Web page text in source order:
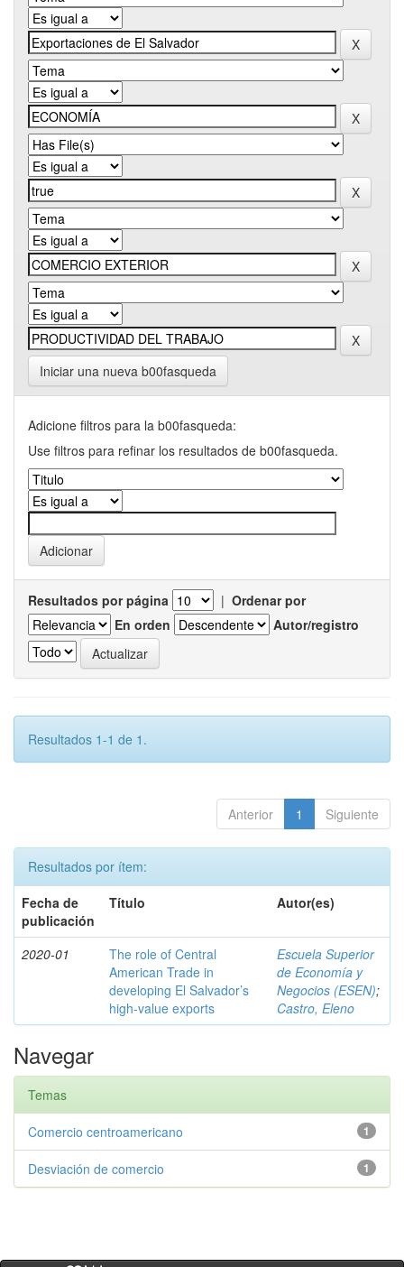
Iniciar una nueva b00fasqueda
Adicione filtros para la b00fasqueda:
Use filtros para refinar los resultados de b00fasqueda.
Resultados por página | Ordenar por
En orden
Autor/registro
Resultados 1-1 de 1.
Anterior 1 Siguiente
Resultados por ítem:
Fecha de
publicación
Título Autor(es)
2020-01
The role of Central
American Trade in
developing El Salvador’s
high-value exports
Escuela Superior
de Economía y
Negocios (ESEN);
Castro, Eleno
Navegar
Temas
1
Comercio centroamericano
1
Desviación de comercio